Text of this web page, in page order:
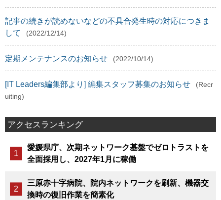
記事の続きが読めないなどの不具合発生時の対応につきま
して
(2022/12/14)
定期メンテナンスのお知らせ (2022/10/14)
[IT Leaders編集部より] 編集スタッフ募集のお知らせ
(Recr
uiting)
アクセスランキング
愛媛県庁、次期ネットワーク基盤でゼロトラストを
全面採用し、2027年1月に稼働
三原赤十字病院、院内ネットワークを刷新、機器交
換時の復旧作業を簡素化